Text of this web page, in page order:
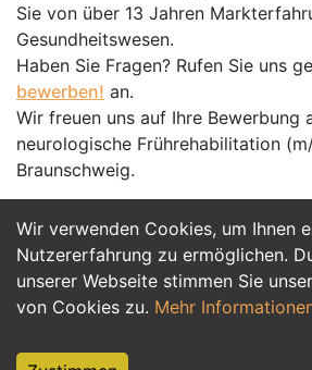
Wir verwenden Cookies, um Ihnen
Nutzererfahrung zu ermöglichen.
unserer Webseite stimmen Sie
von Cookies zu. Mehr
Sie von über 13 Jahren
Gesundheitswesen.
Haben Sie Fragen? Rufen Sie uns
bewerben! an.
Wir freuen uns auf Ihre Bewerbung
neurologische Frührehabilitation
Braunschweig.
Jetzt